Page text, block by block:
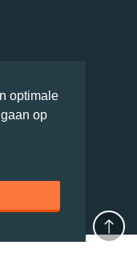
optimale
op
Cookies